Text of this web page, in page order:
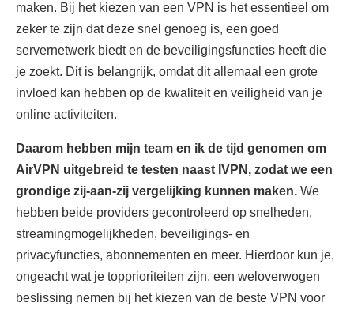
maken. Bij het kiezen van een VPN is het essentieel om
zeker te zijn dat deze snel genoeg is, een goed
servernetwerk biedt en de beveiligingsfuncties heeft die
je zoekt. Dit is belangrijk, omdat dit allemaal een grote
invloed kan hebben op de kwaliteit en veiligheid van je
online activiteiten.
Daarom hebben mijn team en ik de tijd genomen om
AirVPN uitgebreid te testen naast IVPN, zodat we een
grondige zij-aan-zij vergelijking kunnen maken. We
hebben beide providers gecontroleerd op snelheden,
streamingmogelijkheden, beveiligings- en
privacyfuncties, abonnementen en meer. Hierdoor kun je,
ongeacht wat je topprioriteiten zijn, een weloverwogen
beslissing nemen bij het kiezen van de beste VPN voor